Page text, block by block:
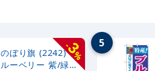
-
3
%
のぼり旗 (2242) ブ
ルーベリー 紫/緑
5